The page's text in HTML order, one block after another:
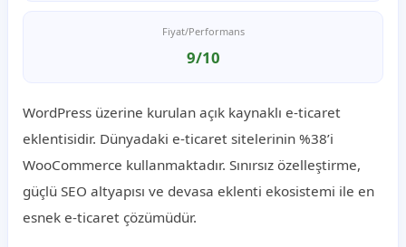
Fiyat/Performans
9/10
WordPress üzerine kurulan açık kaynaklı e-ticaret
eklentisidir. Dünyadaki e-ticaret sitelerinin %38’i
WooCommerce kullanmaktadır. Sınırsız özelleştirme,
güçlü SEO altyapısı ve devasa eklenti ekosistemi ile en
esnek e-ticaret çözümüdür.